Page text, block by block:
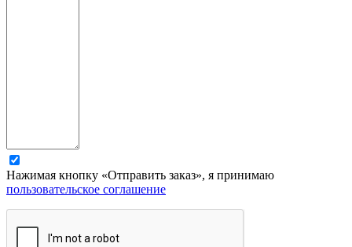
Нажимая кнопку «Отправить заказ», я принимаю
пользовательское соглашение